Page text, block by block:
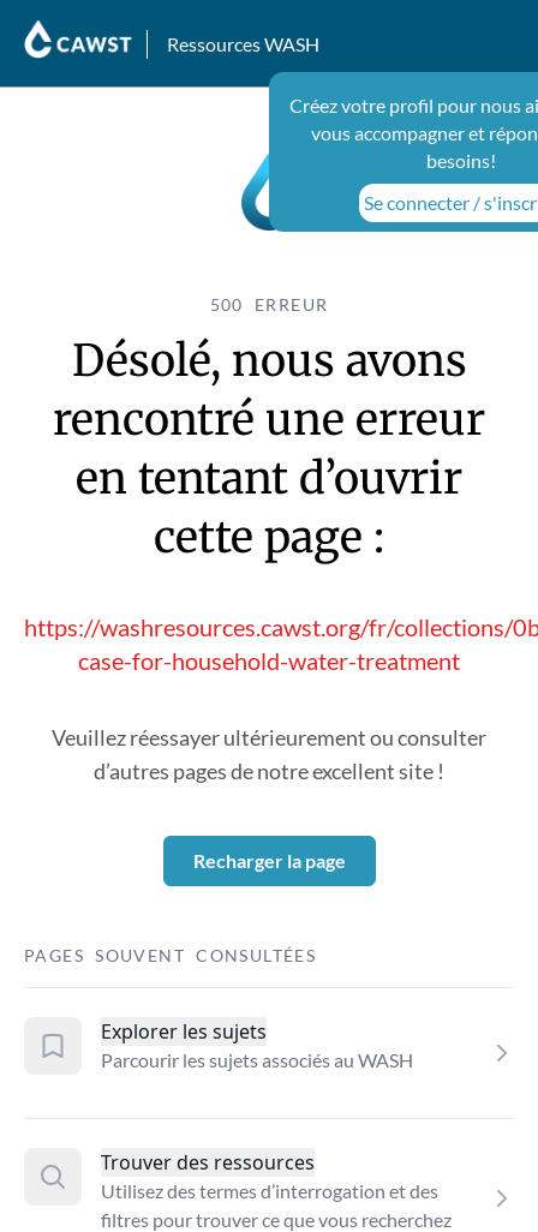
Ressources WASH
Créez votre profil pour nous
vous accompagner et
besoins!
Se connecter /
500 ERREUR
Désolé, nous avons
rencontré une erreur
en tentant d’ouvrir
cette page :
https://washresources.cawst.org/fr/collections/
case-for-household-water-treatment
Veuillez réessayer ultérieurement ou consulter
d’autres pages de notre excellent site !
Recharger la page
PAGES SOUVENT CONSULTÉES
Explorer les sujets
Parcourir les sujets associés au WASH
Trouver des ressources
Utilisez des termes d’interrogation et des
filtres pour trouver ce que vous recherchez